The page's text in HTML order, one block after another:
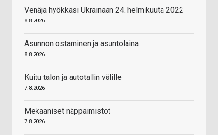
Venäjä hyökkäsi Ukrainaan 24. helmikuuta 2022
8.8.2026
Asunnon ostaminen ja asuntolaina
8.8.2026
Kuitu talon ja autotallin välille
7.8.2026
Mekaaniset näppäimistöt
7.8.2026